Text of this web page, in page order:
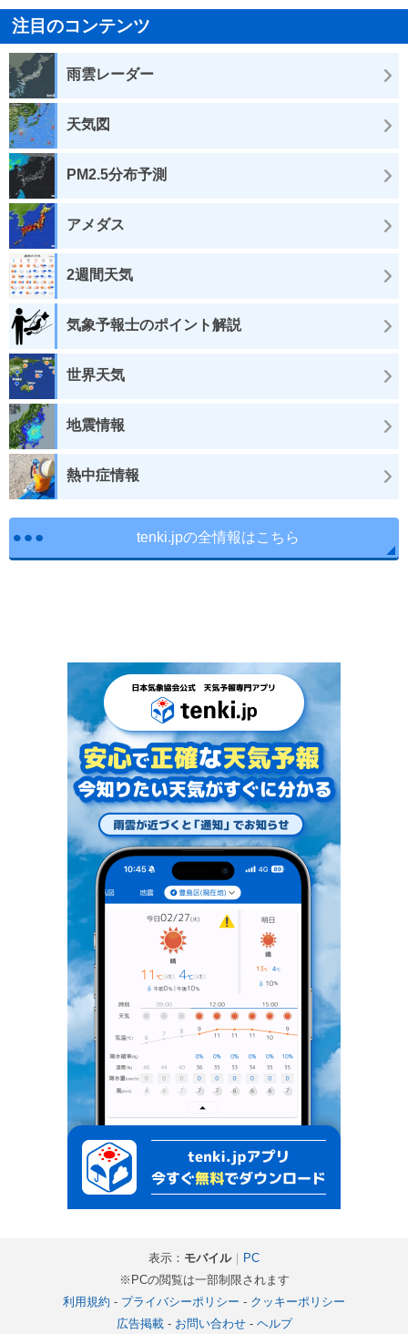
注目のコンテンツ
雨雲レーダー
天気図
PM2.5分布予測
アメダス
2週間天気
気象予報士のポイント解説
世界天気
地震情報
熱中症情報
tenki.jpの全情報はこちら
表示： モバイル｜ PC
※PCの閲覧は一部制限されます
利用規約 - プライバシーポリシー - クッキーポリシー
広告掲載- お問い合わせ- ヘルプ